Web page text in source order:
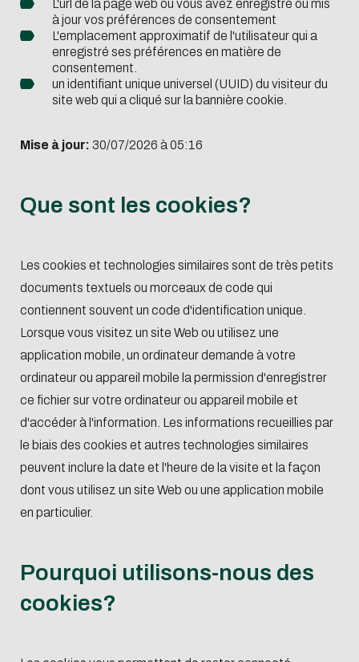
L'url de la page web où vous avez enregistré ou mis
à jour vos préférences de consentement
L'emplacement approximatif de l'utilisateur qui a
enregistré ses préférences en matière de
consentement.
un identifiant unique universel (UUID) du visiteur du
site web qui a cliqué sur la bannière cookie.
Mise à jour: 30/07/2026 à 05:16
Que sont les cookies?
Les cookies et technologies similaires sont de très petits
documents textuels ou morceaux de code qui
contiennent souvent un code d'identification unique.
Lorsque vous visitez un site Web ou utilisez une
application mobile, un ordinateur demande à votre
ordinateur ou appareil mobile la permission d'enregistrer
ce fichier sur votre ordinateur ou appareil mobile et
d'accéder à l'information. Les informations recueillies par
le biais des cookies et autres technologies similaires
peuvent inclure la date et l'heure de la visite et la façon
dont vous utilisez un site Web ou une application mobile
en particulier.
Pourquoi utilisons-nous des
cookies?